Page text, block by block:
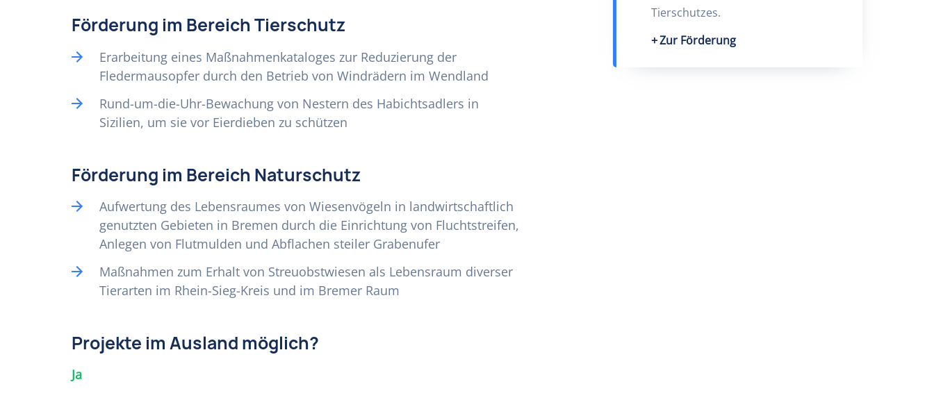
Förderung im Bereich Tierschutz
Erarbeitung eines Maßnahmenkataloges zur Reduzierung der
Fledermausopfer durch den Betrieb von Windrädern im Wendland
Rund-um-die-Uhr-Bewachung von Nestern des Habichtsadlers in
Sizilien, um sie vor Eierdieben zu schützen
Förderung im Bereich Naturschutz
Aufwertung des Lebensraumes von Wiesenvögeln in landwirtschaftlich
genutzten Gebieten in Bremen durch die Einrichtung von Fluchtstreifen,
Anlegen von Flutmulden und Abflachen steiler Grabenufer
Maßnahmen zum Erhalt von Streuobstwiesen als Lebensraum diverser
Tierarten im Rhein-Sieg-Kreis und im Bremer Raum
Projekte im Ausland möglich?
Ja
Tierschutzes.
Zur Förderung